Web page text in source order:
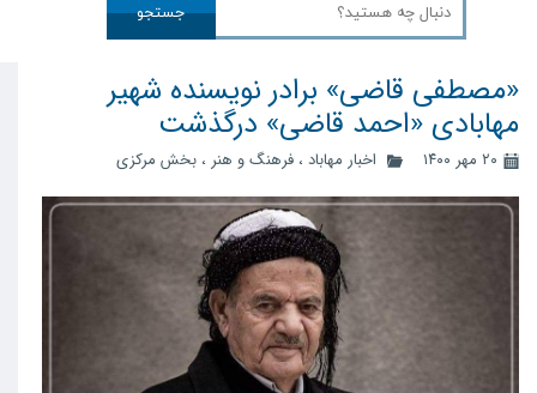
جستجو
«مصطفی قاضی» برادر نویسنده شهیر
مهابادی «احمد قاضی» درگذشت
۲۰ مهر ۱۴۰۰ اخبار مهاباد ، فرهنگ و هنر ، بخش مرکزی